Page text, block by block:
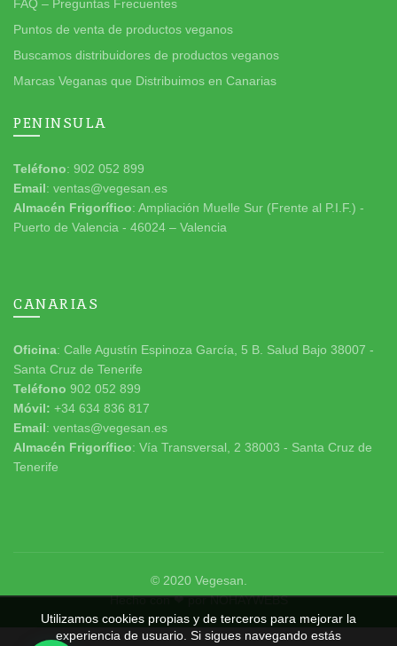
FAQ – Preguntas Frecuentes
Puntos de venta de productos veganos
Buscamos distribuidores de productos veganos
Marcas Veganas que Distribuimos en Canarias
PENINSULA
Teléfono: 902 052 899
Email: ventas@vegesan.es
Almacén Frigorífico: Ampliación Muelle Sur (Frente al P.I.F.) -
Puerto de Valencia - 46024 – Valencia
CANARIAS
Oficina: Calle Agustín Espinoza García, 5 B. Salud Bajo 38007 -
Santa Cruz de Tenerife
Teléfono 902 052 899
Móvil: +34 634 836 817
Email: ventas@vegesan.es
Almacén Frigorífico: Vía Transversal, 2 38003 - Santa Cruz de
Tenerife
© 2020 Vegesan
Hecho con ❤ porNOHAYWEBS
Utilizamos cookies propias y de terceros para mejorar la
experiencia de usuario. Si sigues navegando estás